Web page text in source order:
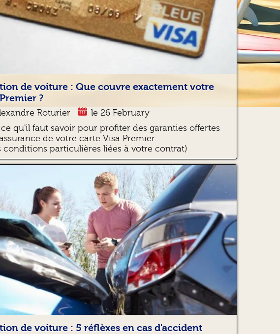
de voiture : Que couvre exactement votre
?
Roturier
le 26 February
qu'il faut savoir pour profiter des garanties offertes
de votre carte Visa Premier.
conditions particulières liées à votre contrat)
de voiture : 5 réflèxes en cas d'accident